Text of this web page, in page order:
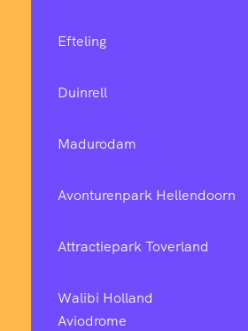
Efteling
Duinrell
Madurodam
Avonturenpark Hellendoorn
Attractiepark Toverland
Walibi Holland
Aviodrome